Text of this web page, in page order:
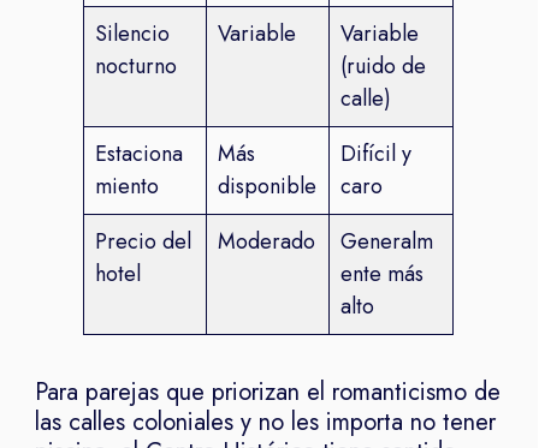
Silencio
nocturno
Variable
Variable
(ruido de
calle)
Estaciona
miento
Más
disponible
Difícil y
caro
Precio del
hotel
Moderado
Generalm
ente más
alto
Para parejas que priorizan el romanticismo de
las calles coloniales y no les importa no tener